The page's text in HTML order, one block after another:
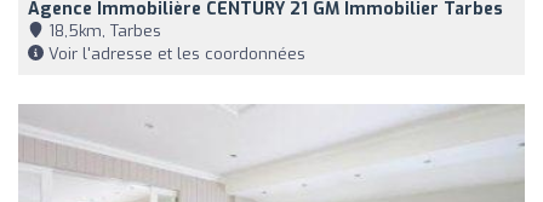
Agence Immobilière CENTURY 21 GM Immobilier Tarbes
18,5km, Tarbes
Voir l'adresse et les coordonnées